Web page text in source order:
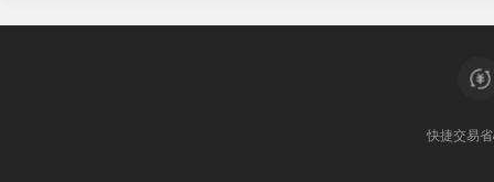
快捷交易